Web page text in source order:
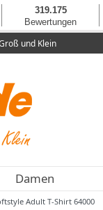
und Klein
Damen
Adult T-Shirt 64000